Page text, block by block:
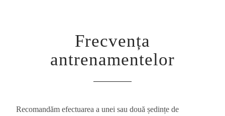
Frecvența
antrenamentelor
Recomandăm efectuarea a unei sau două ședințe de